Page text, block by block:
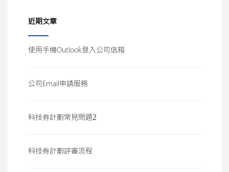
近期文章
使用手機Outlook登入公司信箱
公司Email申請服務
科技券計劃常見問題2
科技券計劃評審流程